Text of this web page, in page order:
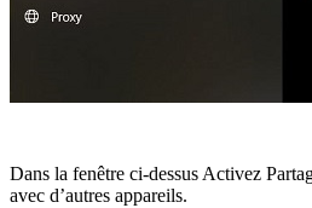
Dans la fenêtre ci-dessus Activez
avec d’autres appareils.